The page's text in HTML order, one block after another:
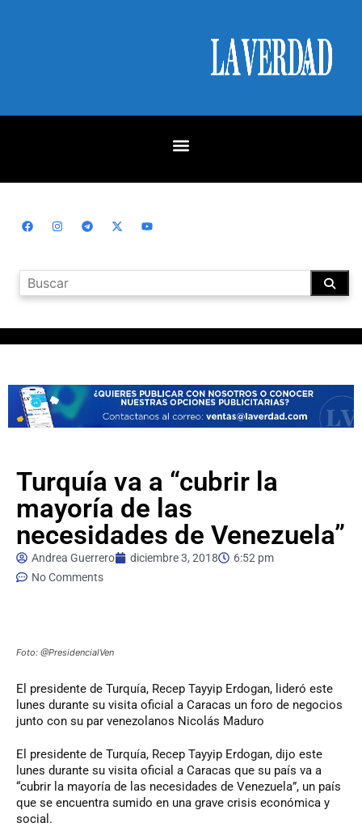
Turquía va a “cubrir la
mayoría de las
necesidades de Venezuela”
Andrea Guerrero diciembre 3, 2018
6:52 pm
No Comments
Foto: @PresidencialVen
El presidente de Turquía, Recep Tayyip Erdogan, lideró este
lunes durante su visita oficial a Caracas un foro de negocios
junto con su par venezolanos Nicolás Maduro
El presidente de Turquía, Recep Tayyip Erdogan, dijo este
lunes durante su visita oficial a Caracas que su país va a
“cubrir la mayoría de las necesidades de Venezuela”, un país
que se encuentra sumido en una grave crisis económica y
social.